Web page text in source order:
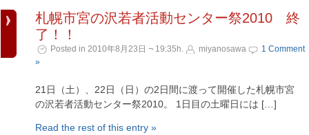
札幌市宮の沢若者活動センター祭2010 終
了！！
Posted in 2010年8月23日 ¬ 19:35h. miyanosawa
1 Comment
»
21日（土）、22日（日）の2日間に渡って開催した札幌市宮
の沢若者活動センター祭2010。 1日目の土曜日には […]
Read the rest of this entry »